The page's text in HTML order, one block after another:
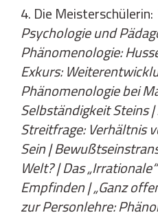
4. Die Meisterschülerin:
Psychologie und
Phänomenologie:
Exkurs:
Phänomenologie bei
Selbständigkeit Steins
Streitfrage: Verhältnis
Sein |
Welt? | Das
Empfinden | „Ganz
zur Personlehre: